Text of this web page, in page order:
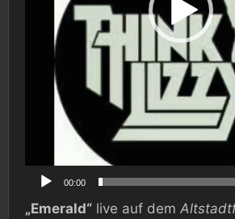
00:00
„Emerald“ live auf dem